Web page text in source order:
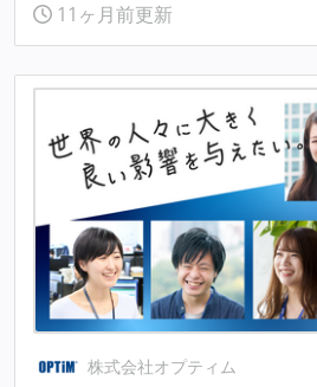
11ヶ月前更新
株式会社オプティム